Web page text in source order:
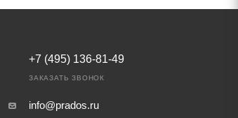
+7 (495) 136-81-49
ЗАКАЗАТЬ ЗВОНОК
info@prados.ru